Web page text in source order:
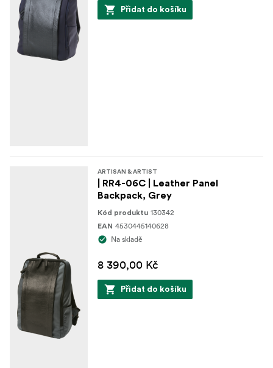
Přidat do košíku
ARTISAN & ARTIST
| RR4-06C | Leather Panel
Backpack, Grey
Kód produktu 130342
EAN 4530445140628
Na skladě
8 390,00 Kč
Přidat do košíku